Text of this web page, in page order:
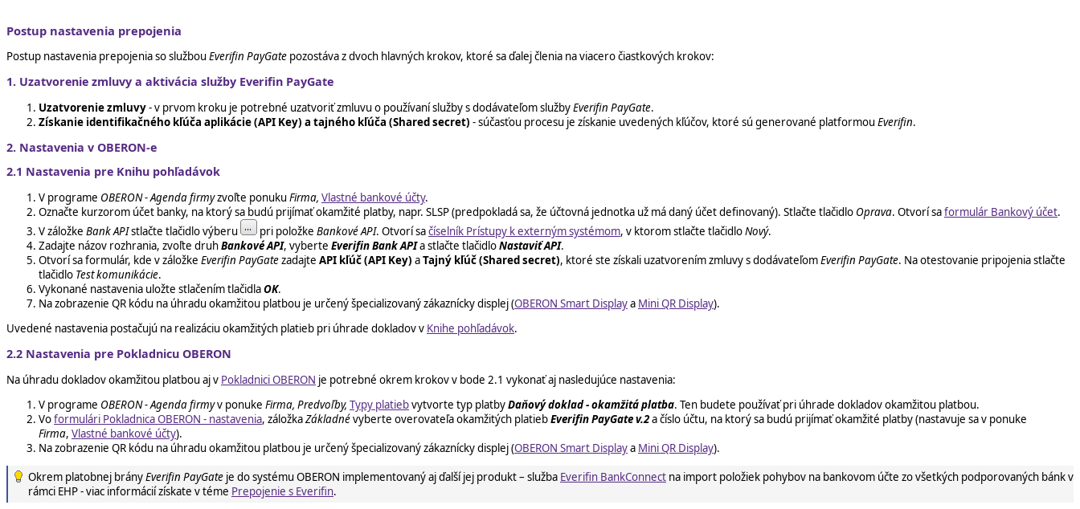
Postup nastavenia prepojenia
Postup nastavenia prepojenia so službouEverifin PayGate pozostáva z dvoch hlavných krokov, ktoré sa ďalej členia na viacero čiastkových krokov:
1. Uzatvorenie zmluvy a aktivácia služby Everifin PayGate
Uzatvorenie zmluvy- v prvom kroku je potrebné uzatvoriť zmluvu o používaní služby s dodávateľom službyEverifin PayGate.
Získanie identifikačného kľúča aplikácie (API Key) a tajného kľúča (Shared secret) - súčasťou procesu je získanie uvedených kľúčov, ktoré sú generované platformouEverifin.
2. Nastavenia v OBERON-e
2.1 Nastavenia pre Knihu pohľadávok
V programe OBERON - Agenda firmyzvoľte ponukuFirma, Vlastné bankové účty.
Označte kurzorom účet banky, na ktorý sa budú prijímať okamžité platby, napr. SLSP (predpokladá sa, že účtovná jednotka už má daný účet definovaný). Stlačte tlačidlo Oprava. Otvorí saformulár Bankový účet.
V záložke Bank APIstlačte tlačidlo výberu pri položke Bankové API. Otvorí sačíselník Prístupy k externým systémom, v ktorom stlačte tlačidloNový.
Zadajte názov rozhrania, zvoľte druhBankové API, vyberte Everifin Bank APIa stlačte tlačidloNastaviť API.
Otvorí sa formulár, kde v záložke Everifin PayGatezadajte API kľúč(API Key) aTajný kľúč(Shared secret), ktoré ste získali uzatvorením zmluvy s dodávateľomEverifin PayGate. Na otestovanie pripojenia stlačte
tlačidlo Test komunikácie.
Vykonané nastavenia uložte stlačením tlačidlaOK.
Na zobrazenie QR kódu na úhradu okamžitou platbou je určený špecializovaný zákaznícky displej (OBERON Smart Displaya Mini QR Display).
Uvedené nastavenia postačujú na realizáciu okamžitých platieb pri úhrade dokladov v Knihe pohľadávok.
2.2 Nastavenia pre Pokladnicu OBERON
Na úhradu dokladov okamžitou platbou aj v Pokladnici OBERON je potrebné okrem krokov v bode 2.1 vykonať aj nasledujúce nastavenia:
V programe OBERON - Agenda firmyv ponuke Firma, Predvoľby, Typy platiebvytvorte typ platbyDaňový doklad - okamžitá platba. Ten budete používať pri úhrade dokladov okamžitou platbou.
Voformulári Pokladnica OBERON - nastavenia, záložkaZákladnévyberte overovateľa okamžitých platiebEverifin PayGate v.2a číslo účtu, na ktorý sa budú prijímať okamžité platby (nastavuje sa v ponuke
Firma, Vlastné bankové účty).
Na zobrazenie QR kódu na úhradu okamžitou platbou je určený špecializovaný zákaznícky displej (OBERON Smart Displaya Mini QR Display).
Okrem platobnej brányEverifin PayGate je do systému OBERON implementovaný aj ďalší jej produkt – služba Everifin BankConnect na import položiek pohybov na bankovom účte zo všetkých podporovaných bánk v
rámci EHP - viac informácií získate v téme Prepojenie s Everifin.